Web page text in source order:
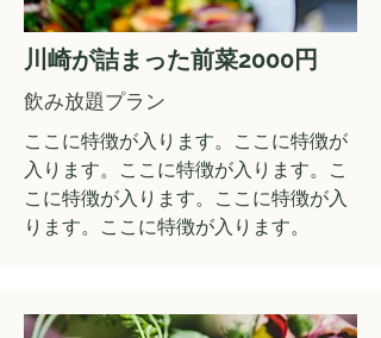
川崎が詰まった前菜2000円
飲み放題プラン
ここに特徴が入ります。ここに特徴が
入ります。ここに特徴が入ります。こ
こに特徴が入ります。ここに特徴が入
ります。ここに特徴が入ります。